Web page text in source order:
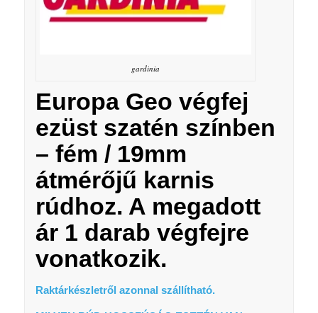
gardinia
Europa Geo végfej
ezüst szatén színben
– fém / 19mm
átmérőjű karnis
rúdhoz. A megadott
ár 1 darab végfejre
vonatkozik.
Raktárkészletről azonnal szállítható.